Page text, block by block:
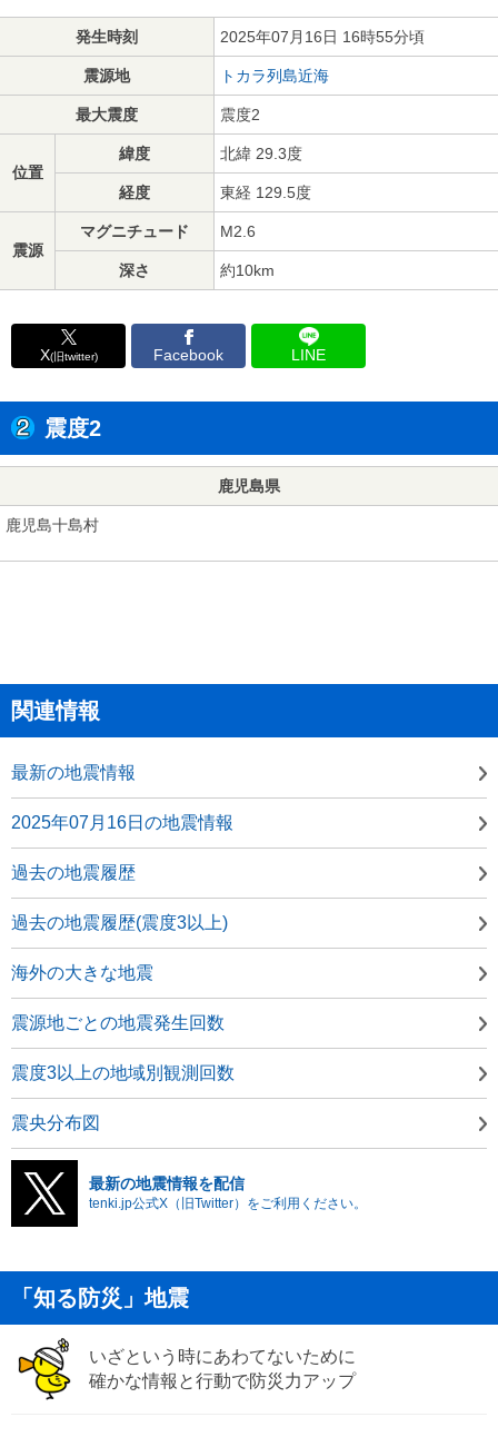
発生時刻 2025年07月16日 16時55分頃
震源地 トカラ列島近海
最大震度 震度2
位置
緯度 北緯 29.3度
経度 東経 129.5度
震源
マグニチュード M2.6
深さ 約10km
X(旧twitter) Facebook LINE
震度2
鹿児島県
鹿児島十島村
関連情報
最新の地震情報
2025年07月16日の地震情報
過去の地震履歴
過去の地震履歴(震度3以上)
海外の大きな地震
震源地ごとの地震発生回数
震度3以上の地域別観測回数
震央分布図
最新の地震情報を配信
tenki.jp公式X（旧Twitter）をご利用ください。
「知る防災」地震
いざという時にあわてないために
確かな情報と行動で防災力アップ